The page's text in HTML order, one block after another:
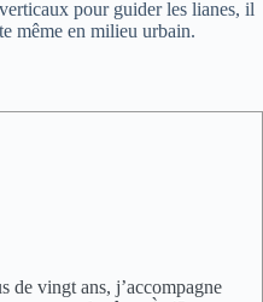
pour guider les lianes, il
même en milieu urbain.
de vingt ans, j’accompagne